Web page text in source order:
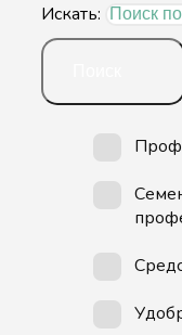
Искать: